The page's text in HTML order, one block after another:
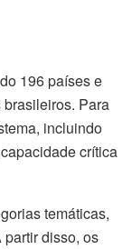
196 países e
Para
incluindo
crítica
temáticas,
disso, os